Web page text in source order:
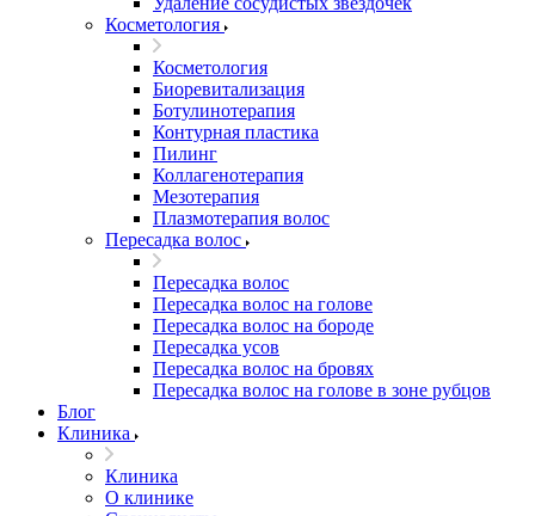
Косметология
Косметология
Биоревитализация
Ботулинотерапия
Контурная пластика
Пилинг
Коллагенотерапия
Мезотерапия
Плазмотерапия волос
Пересадка волос
Пересадка волос
Пересадка волос на голове
Пересадка волос на бороде
Пересадка усов
Пересадка волос на бровях
Пересадка волос на голове в зоне рубцов
Блог
Клиника
Клиника
О клинике